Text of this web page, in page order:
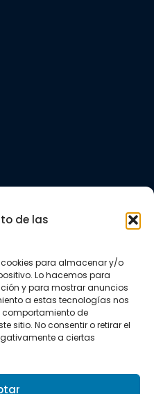
de las
para almacenar y/o
Lo hacemos para
y para mostrar anuncios
a estas tecnologías nos
de
sitio. No consentir o retirar el
a ciertas
de privacidad